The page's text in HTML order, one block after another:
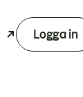
Logga in